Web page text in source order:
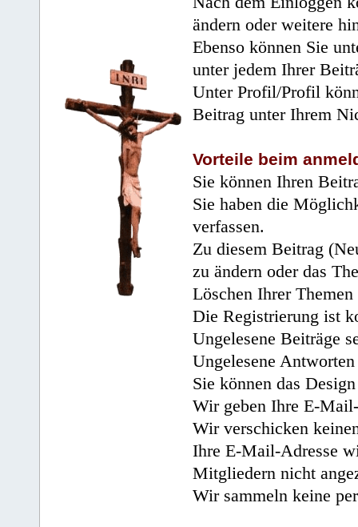
ändern oder weitere
Ebenso können Sie
unter jedem Ihrer
Unter Profil/Profil
Beitrag unter Ihrem
Vorteile beim
Sie können Ihren
Sie haben die
verfassen.
Zu diesem Beitrag
zu ändern oder das
Löschen Ihrer
Die Registrierung ist
Ungelesene Beiträge
Ungelesene
Sie können das
Wir geben Ihre E-
Wir verschicken
Ihre E-Mail-Adresse
Mitgliedern nicht
Wir sammeln keine